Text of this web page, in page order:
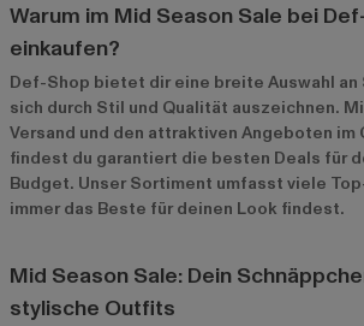
Warum im Mid Season Sale bei
einkaufen?
Def-Shop bietet dir eine breite Auswahl
sich durch Stil und Qualität auszeichnen.
Versand und den attraktiven Angeboten im
findest du garantiert die besten Deals für
Budget. Unser Sortiment umfasst viele
immer das Beste für deinen Look findest.
Mid Season Sale: Dein
stylische Outfits